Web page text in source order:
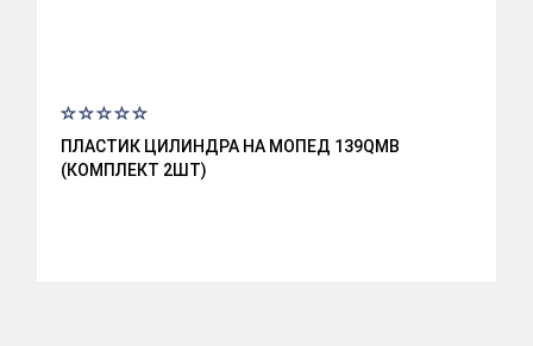
ПЛАСТИК ЦИЛИНДРА НА МОПЕД 139QMB
(КОМПЛЕКТ 2ШТ)